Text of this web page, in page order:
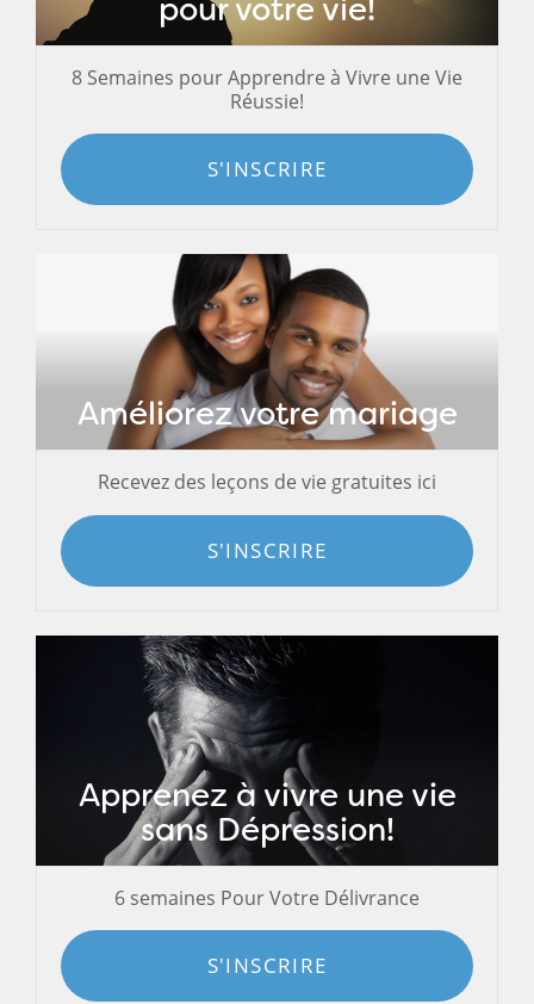
pour votre vie!
8 Semaines pour Apprendre à Vivre une Vie
Réussie!
S'INSCRIRE
Améliorez votre mariage
Recevez des leçons de vie gratuites ici
S'INSCRIRE
Apprenez à vivre une vie
sans Dépression!
6 semaines Pour Votre Délivrance
S'INSCRIRE